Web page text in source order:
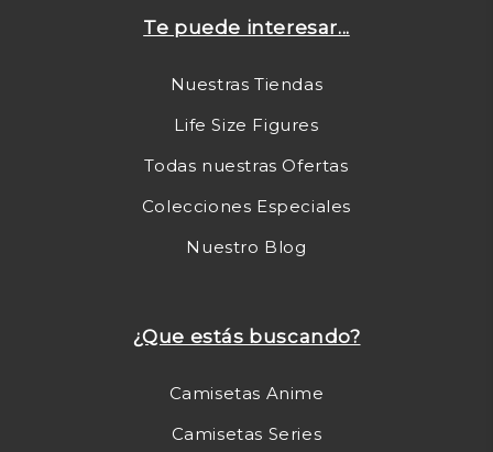
Te puede interesar...
Nuestras Tiendas
Life Size Figures
Todas nuestras Ofertas
Colecciones Especiales
Nuestro Blog
¿Que estás buscando?
Camisetas Anime
Camisetas Series